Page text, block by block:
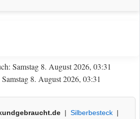
Samstag 8. August 2026, 03:31
8. August 2026, 03:31
| Silberbesteck|